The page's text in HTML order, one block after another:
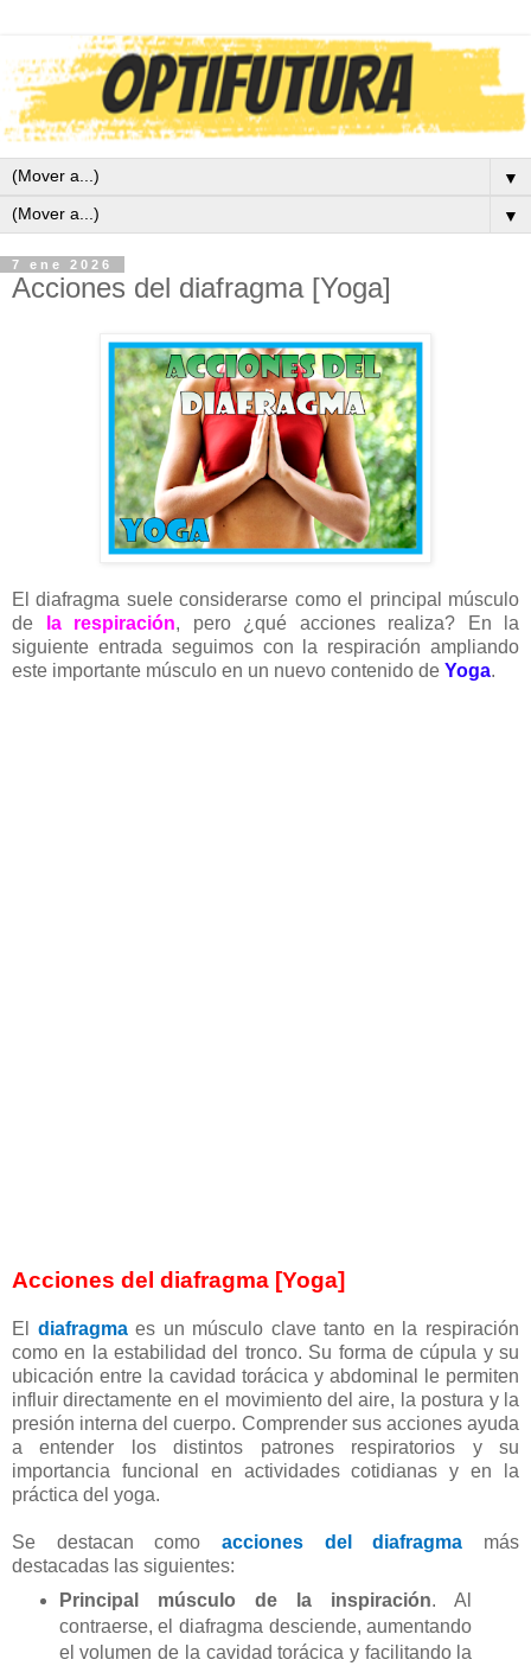
▼
▼
7 ene 2026
Acciones del diafragma [Yoga]
El diafragma suele considerarse como el principal músculo
de
la respiración, pero ¿qué acciones realiza? En la
siguiente entrada seguimos con la respiración ampliando
este importante músculo en un nuevo contenido de Yoga.
Acciones del diafragma [Yoga]
El diafragmaes un músculo clave tanto en la respiración
como en la estabilidad del tronco. Su forma de cúpula y su
ubicación entre la cavidad torácica y abdominal le permiten
influir directamente en el movimiento del aire, la postura y la
presión interna del cuerpo. Comprender sus acciones ayuda
a entender los distintos patrones respiratorios y su
importancia funcional en actividades cotidianas y en la
práctica del yoga.
Se destacan como acciones del diafragma más
destacadas las siguientes:
Principal músculo de la inspiración. Al
contraerse, el diafragma desciende, aumentando
el volumen de la cavidad torácica y facilitando la